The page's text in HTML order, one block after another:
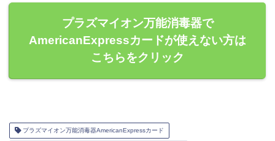
プラズマイオン万能消毒器で
AmericanExpressカードが使えない方は
こちらをクリック
プラズマイオン万能消毒器AmericanExpressカード